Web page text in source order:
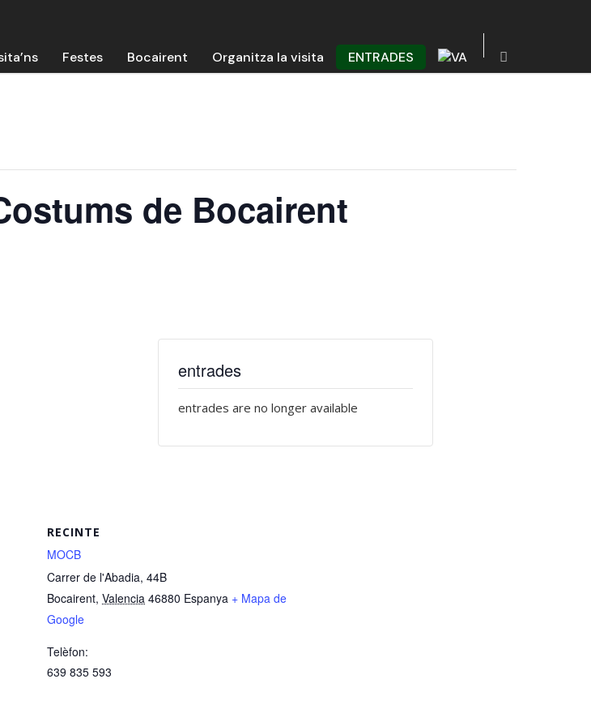
Festes Bocairent Organitza la visita ENTRADES
de Bocairent
RECINTE
MOCB
Carrer de l'Abadia, 44B
Bocairent, Valencia 46880 Espanya + Mapa de
Google
Telèfon:
639 835 593
entrades
entrades are no longer available